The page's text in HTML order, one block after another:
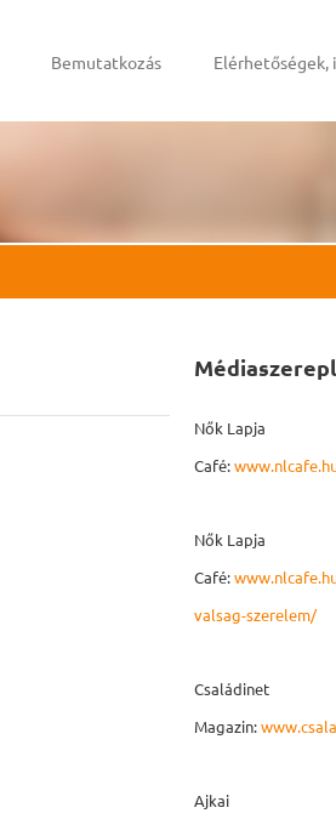
Bemutatkozás Elérhetőségek,
Nők Lapja
Café:
Nők Lapja
Café:
valsag-szerelem/
Családinet
Magazin:
Ajkai